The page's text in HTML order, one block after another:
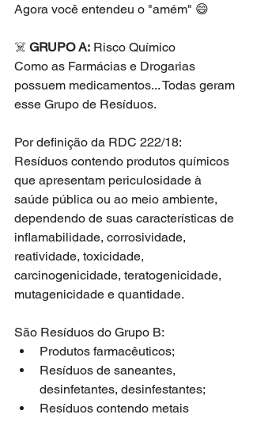
Agora você entendeu o "amém" 😄
☠️ GRUPO A: Risco Químico
Como as Farmácias e Drogarias
possuem medicamentos... Todas geram
esse Grupo de Resíduos.
Por definição da RDC 222/18:
Resíduos contendo produtos químicos
que apresentam periculosidade à
saúde pública ou ao meio ambiente,
dependendo de suas características de
inflamabilidade, corrosividade,
reatividade, toxicidade,
carcinogenicidade, teratogenicidade,
mutagenicidade e quantidade.
São Resíduos do Grupo B:
Produtos farmacêuticos;
Resíduos de saneantes,
desinfetantes, desinfestantes;
Resíduos contendo metais